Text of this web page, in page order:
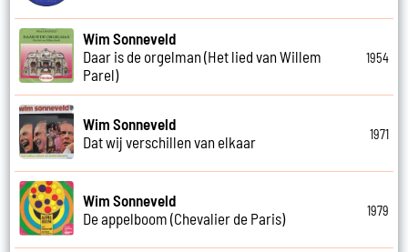
Wim Sonneveld
Daar is de orgelman (Het lied van Willem
Parel)
1954
Wim Sonneveld
Dat wij verschillen van elkaar
1971
Wim Sonneveld
De appelboom (Chevalier de Paris)
1979